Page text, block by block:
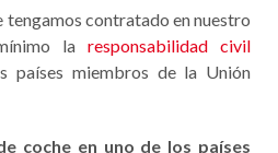
contratado en nuestro
la responsabilidad civil
países miembros de la Unión
coche en uno de los países